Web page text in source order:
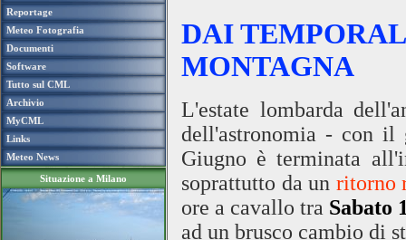
Reportage
Meteo Fotografia
Documenti
Software
Tutto sul CML
Archivio
MyCML
Links
Meteo News
Situazione a Milano
DAI
MONTAGNA
L'estate lombarda
dell'astronomia - con il
Giugno è terminata
soprattutto da un ritorno
ore a cavallo tra Sabato
ad un brusco cambio di